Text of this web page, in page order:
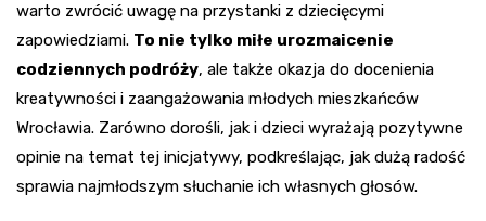
warto zwrócić uwagę na przystanki z dziecięcymi
zapowiedziami. To nie tylko miłe urozmaicenie
codziennych podróży, ale także okazja do docenienia
kreatywności i zaangażowania młodych mieszkańców
Wrocławia. Zarówno dorośli, jak i dzieci wyrażają pozytywne
opinie na temat tej inicjatywy, podkreślając, jak dużą radość
sprawia najmłodszym słuchanie ich własnych głosów.